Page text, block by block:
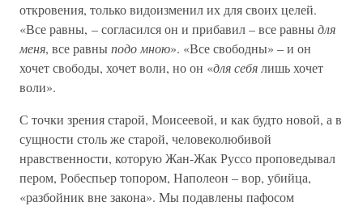
откровения, только видоизменил их для своих целей.
«Все равны, – согласился он и прибавил – все равныдля
меня, все равныподо мною». «Все свободны» – и он
хочет свободы, хочет воли, но он «для себялишь хочет
воли».
С точки зрения старой, Моисеевой, и как будто новой, а в
сущности столь же старой, человеколюбивой
нравственности, которую Жан-Жак Руссо проповедывал
пером, Робеспьер топором, Наполеон – вор, убийца,
«разбойник вне закона». Мы подавлены пафосом